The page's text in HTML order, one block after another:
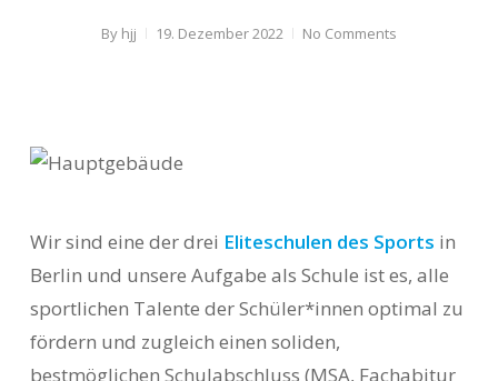
By hjj 19. Dezember 2022 No Comments
Wir sind eine der drei Eliteschulen des Sports in
Berlin und unsere Aufgabe als Schule ist es, alle
sportlichen Talente der Schüler*innen optimal zu
fördern und zugleich einen soliden,
bestmöglichen Schulabschluss (MSA, Fachabitur